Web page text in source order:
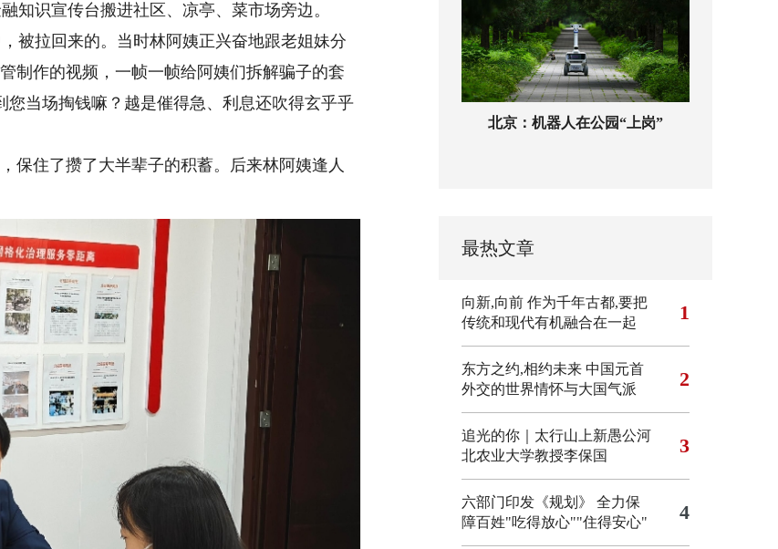
识宣传台搬进社区、凉亭、菜市场旁边。
拉回来的。当时林阿姨正兴奋地跟老姐妹分
制作的视频，一帧一帧给阿姨们拆解骗子的套
当场掏钱嘛？越是催得急、利息还吹得玄乎乎
住了攒了大半辈子的积蓄。后来林阿姨逢人
北京：机器人在公园“上岗”
最热文章
向新,向前 作为千年古都,要把
传统和现代有机融合在一起
1
东方之约,相约未来 中国元首
外交的世界情怀与大国气派
2
追光的你｜太行山上新愚公河
北农业大学教授李保国
3
六部门印发《规划》 全力保
障百姓"吃得放心""住得安心"
4